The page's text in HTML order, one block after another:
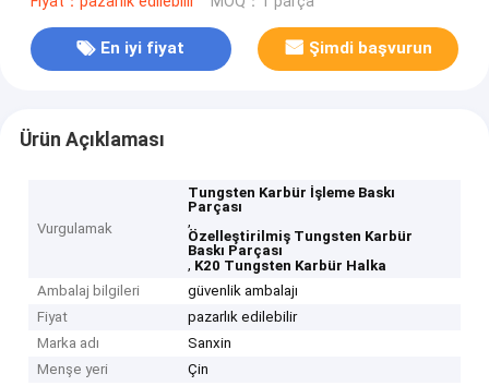
En iyi fiyat Şimdi başvurun
Ürün Açıklaması
Vurgulamak
Tungsten Karbür İşleme Baskı
Parçası
,
Özelleştirilmiş Tungsten Karbür
Baskı Parçası
, K20 Tungsten Karbür Halka
Ambalaj bilgileri
güvenlik ambalajı
Fiyat
pazarlık edilebilir
Marka adı
Sanxin
Menşe yeri
Çin